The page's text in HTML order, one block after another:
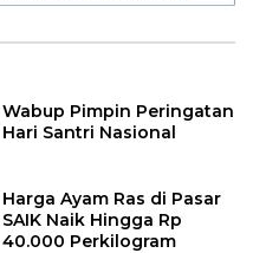
Wabup Pimpin Peringatan
Hari Santri Nasional
Harga Ayam Ras di Pasar
SAIK Naik Hingga Rp
40.000 Perkilogram